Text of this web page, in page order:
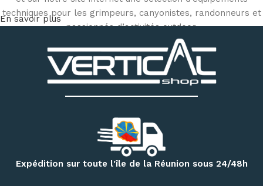
techniques pour les grimpeurs, canyonistes, randonneurs et
passionnés d’activités outdoor.
Découvrez notre matériel d’escalade et de canyoning
chaussons d’escalade, baudriers, cordes, mousquetons,
descendeurs, systèmes d’assurage, casques, sacs
techniques et accessoires. Notre magasin dispose
modèles de chaussons selon votre pratique et la forme de
votre pied.
Pour vos randonnées à Mafate, Cilaos, Salazie, au volcan ou
En savoir plus
Expédition sur toute l'île de la Réunion sous 24/48h